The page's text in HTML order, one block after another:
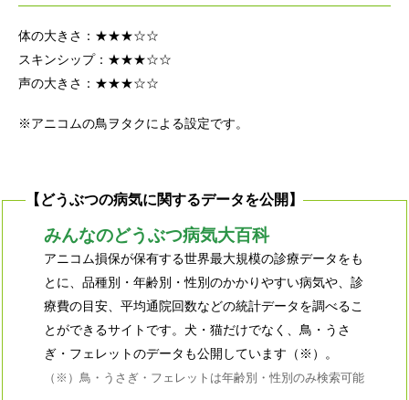
体の大きさ：★★★☆☆
スキンシップ：★★★☆☆
声の大きさ：★★★☆☆
※アニコムの鳥ヲタクによる設定です。
【どうぶつの病気に関するデータを公開】
みんなのどうぶつ病気大百科
アニコム損保が保有する世界最大規模の診療データをも
とに、品種別・年齢別・性別のかかりやすい病気や、診
療費の目安、平均通院回数などの統計データを調べるこ
とができるサイトです。犬・猫だけでなく、鳥・うさ
ぎ・フェレットのデータも公開しています（※）。
（※）鳥・うさぎ・フェレットは年齢別・性別のみ検索可能